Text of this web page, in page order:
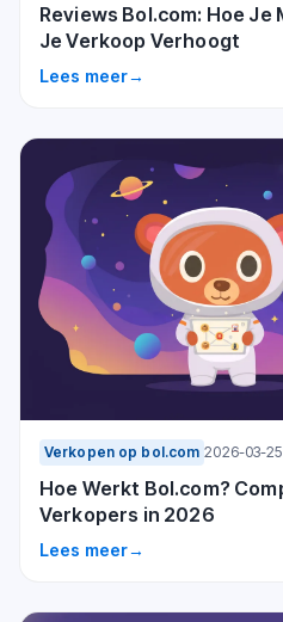
Reviews Bol.com: Hoe Je
Je Verkoop Verhoogt
Lees meer→
Verkopen op bol.com 2026-03-25
Hoe Werkt Bol.com?
Verkopers in 2026
Lees meer→